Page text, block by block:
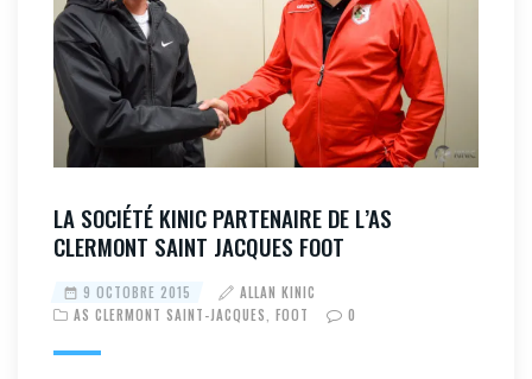
LA SOCIÉTÉ KINIC PARTENAIRE DE L’AS
CLERMONT SAINT JACQUES FOOT
9 OCTOBRE 2015
ALLAN KINIC
AS CLERMONT SAINT-JACQUES
FOOT 0